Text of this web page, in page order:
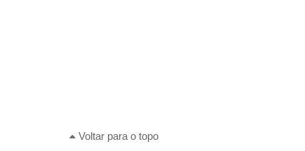
Voltar para o topo